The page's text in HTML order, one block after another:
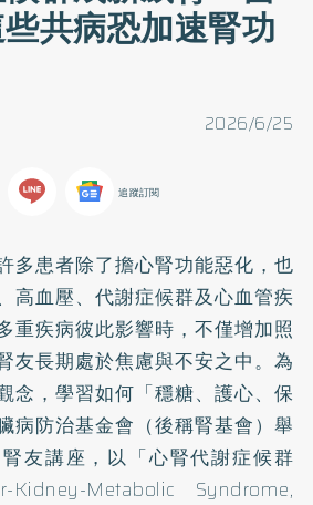
共病恐加速腎功
2026/6/25
追蹤訂閱
多患者除了擔心腎功能惡化，也
高血壓、代謝症候群及心血管疾
重疾病彼此影響時，不僅增加照
友長期處於焦慮與不安之中。為
念，學習如何「穩糖、護心、保
病防治基金會（後稱腎基會）舉
友講座，以「心腎代謝症候群
Kidney-Metabolic Syndrome,